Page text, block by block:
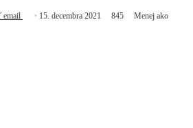
email 15. decembra 2021 845
Menej ako